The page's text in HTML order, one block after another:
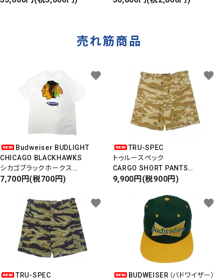
売れ筋商品
Budweiser BUDLIGHT
CHICAGO BLACKHAWKS
シカゴブラックホークス
半袖Tシャツ
7,700円(税700円)
favorite
TRU-SPEC
トゥルースペック
CARGO SHORT PANTS
カーゴショートパンツ
タイガーカモ
9,900円(税900円)
favorite
TRU-SPEC
favorite
BUDWEISER（バドワイザー）
favorite